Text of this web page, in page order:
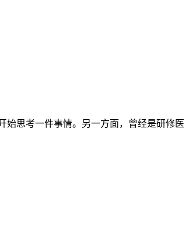
始思考一件事情。另一方面，曾经是研修医